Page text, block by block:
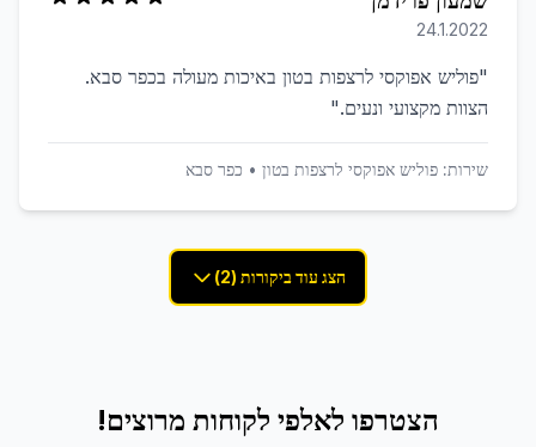
24.1.2022
"פוליש אפוקסי לרצפות בטון באיכות מעולה בכפר סבא.
הצוות מקצועי ונעים."
שירות: פוליש אפוקסי לרצפות בטון • כפר סבא
הצג עוד ביקורות (2)
הצטרפו לאלפי לקוחות מרוצים!